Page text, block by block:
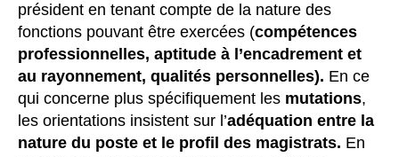
président en tenant compte de la nature des
fonctions pouvant être exercées (compétences
professionnelles, aptitude à l’encadrement et
au rayonnement, qualités personnelles). En ce
qui concerne plus spécifiquement les mutations,
les orientations insistent sur l’adéquation entre la
nature du poste et le profil des magistrats. En